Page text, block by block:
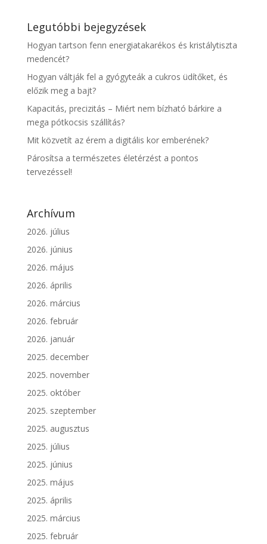
Legutóbbi bejegyzések
Hogyan tartson fenn energiatakarékos és kristálytiszta
medencét?
Hogyan váltják fel a gyógyteák a cukros üdítőket, és
előzik meg a bajt?
Kapacitás, precizitás – Miért nem bízható bárkire a
mega pótkocsis szállítás?
Mit közvetít az érem a digitális kor emberének?
Párosítsa a természetes életérzést a pontos
tervezéssel!
Archívum
2026. július
2026. június
2026. május
2026. április
2026. március
2026. február
2026. január
2025. december
2025. november
2025. október
2025. szeptember
2025. augusztus
2025. július
2025. június
2025. május
2025. április
2025. március
2025. február